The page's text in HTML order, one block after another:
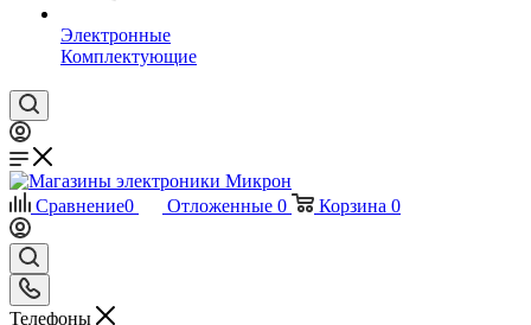
Электронные
Комплектующие
Сравнение0 Отложенные 0 Корзина 0
Телефоны